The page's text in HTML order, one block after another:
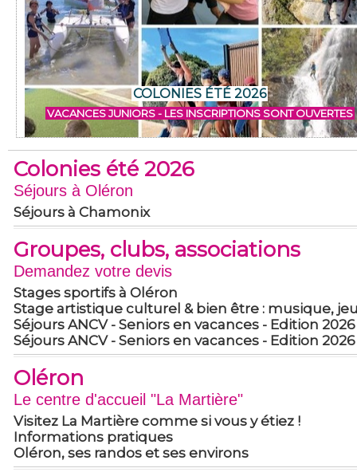
COLONIES ÉTÉ 2026
VACANCES JUNIORS - LES INSCRIPTIONS SONT OUVERTES
Colonies été 2026
Séjours à Oléron
Séjours à Chamonix
Groupes, clubs, associations
Demandez votre devis
Stages sportifs à Oléron
Stage artistique culturel & bien être : musique,
Séjours ANCV - Seniors en vacances - Edition 2026
Séjours ANCV - Seniors en vacances - Edition 2026
Oléron
Le centre d'accueil "La Martière"
Visitez La Martière comme si vous y étiez !
Informations pratiques
Oléron, ses randos et ses environs